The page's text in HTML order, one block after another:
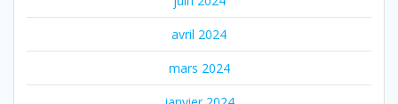
avril 2024
mars 2024